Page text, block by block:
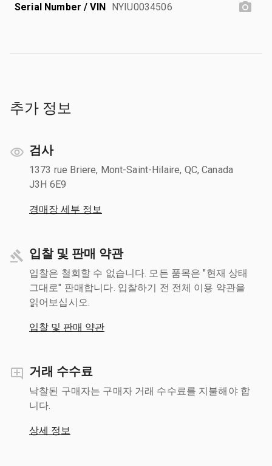
Serial Number / VIN NYIU0034506
추가 정보
검사
1373 rue Briere, Mont-Saint-Hilaire, QC, Canada
J3H 6E9
경매장 세부 정보
입찰 및 판매 약관
입찰은 철회할 수 없습니다. 모든 품목은 "현재 상태
그대로" 판매합니다. 입찰하기 전 전체 이용 약관을
읽어보십시오.
입찰 및 판매 약관
거래 수수료
낙찰된 구매자는 구매자 거래 수수료를 지불해야 합
니다.
상세 정보